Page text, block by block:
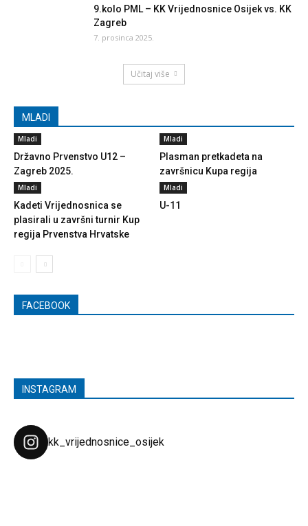
9.kolo PML – KK Vrijednosnice Osijek vs. KK
Zagreb
7. prosinca 2025.
Učitaj više
MLADI
Mladi
Državno Prvenstvo U12 –
Zagreb 2025.
Mladi
Plasman pretkadeta na
završnicu Kupa regija
Mladi
Kadeti Vrijednosnica se
plasirali u završni turnir Kup
regija Prvenstva Hrvatske
Mladi
U-11
FACEBOOK
INSTAGRAM
kk_vrijednosnice_osijek